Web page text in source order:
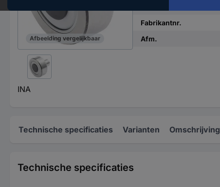
Afbeelding vergelijkbaar
Fabrikantnr.
Afm.
INA
Technische specificaties Varianten Omschrijving
Technische specificaties